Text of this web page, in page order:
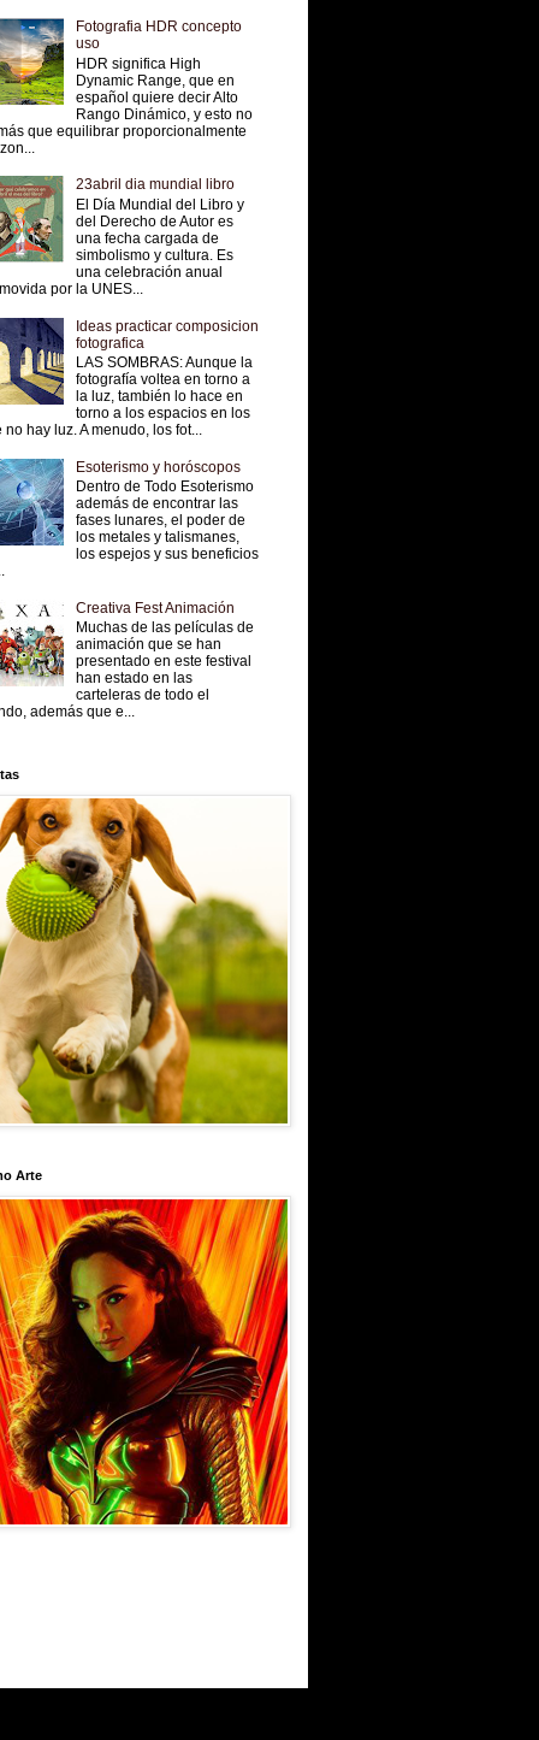
Fotografia HDR concepto
uso
HDR significa High
Dynamic Range, que en
español quiere decir Alto
Rango Dinámico, y esto no
que equilibrar proporcionalmente
23abril dia mundial libro
El Día Mundial del Libro y
del Derecho de Autor es
una fecha cargada de
simbolismo y cultura. Es
una celebración anual
por la UNES...
Ideas practicar composicion
fotografica
LAS SOMBRAS: Aunque la
fotografía voltea en torno a
la luz, también lo hace en
torno a los espacios en los
no hay luz. A menudo, los fot...
Esoterismo y horóscopos
Dentro de Todo Esoterismo
además de encontrar las
fases lunares, el poder de
los metales y talismanes,
los espejos y sus beneficios
Creativa Fest Animación
Muchas de las películas de
animación que se han
presentado en este festival
han estado en las
carteleras de todo el
además que e...
Arte